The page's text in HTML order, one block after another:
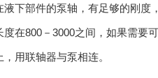
下部件的泵轴，有足够的刚度
在800－3000之间，如果需要
用联轴器与泵相连。